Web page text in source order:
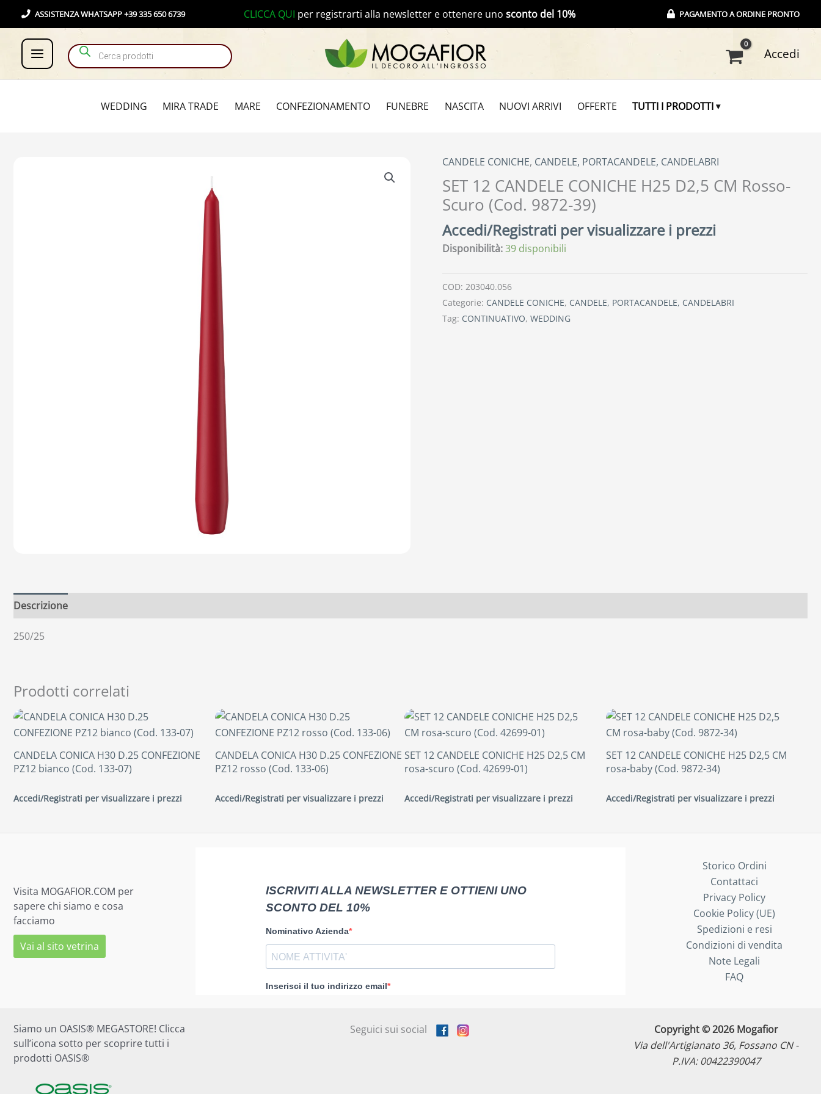
contenuto
ASSISTENZA WHATSAPP +39 335 650 6739 CLICCA QUI per registrarti alla newsletter e ottenere uno sconto del 10% PAGAMENTO A ORDINE PRONTO
Products search Accedi
WEDDING MIRA TRADE MARE CONFEZIONAMENTO FUNEBRE NASCITA NUOVI ARRIVI OFFERTE TUTTI I PRODOTTI
CANDELE CONICHE, CANDELE, PORTACANDELE, CANDELABRI
SET 12 CANDELE CONICHE H25 D2,5 CM Rosso-
Scuro (Cod. 9872-39)
Accedi/Registrati per visualizzare i prezzi
Disponibilità:39 disponibili
COD: 203040.056
Categorie: CANDELE CONICHE, CANDELE, PORTACANDELE, CANDELABRI
Tag: CONTINUATIVO, WEDDING
Descrizione
250/25
Prodotti correlati
CANDELA CONICA H30 D.25 CONFEZIONE
PZ12 bianco (Cod. 133-07)
Accedi/Registrati per visualizzare i prezzi
CANDELA CONICA H30 D.25 CONFEZIONE
PZ12 rosso (Cod. 133-06)
Accedi/Registrati per visualizzare i prezzi
SET 12 CANDELE CONICHE H25 D2,5 CM
rosa-scuro (Cod. 42699-01)
Accedi/Registrati per visualizzare i prezzi
SET 12 CANDELE CONICHE H25 D2,5 CM
rosa-baby (Cod. 9872-34)
Accedi/Registrati per visualizzare i prezzi
Visita MOGAFIOR.COM per
sapere chi siamo e cosa
facciamo
Vai al sito vetrina
Storico Ordini
Contattaci
Privacy Policy
Cookie Policy (UE)
Spedizioni e resi
Condizioni di vendita
Note Legali
FAQ
Siamo un OASIS® MEGASTORE! Clicca
sull’icona sotto per scoprire tutti i
prodotti OASIS®
Seguici sui social
Copyright © 2026 Mogafior
Via dell'Artigianato 36, Fossano CN -
P.IVA: 00422390047